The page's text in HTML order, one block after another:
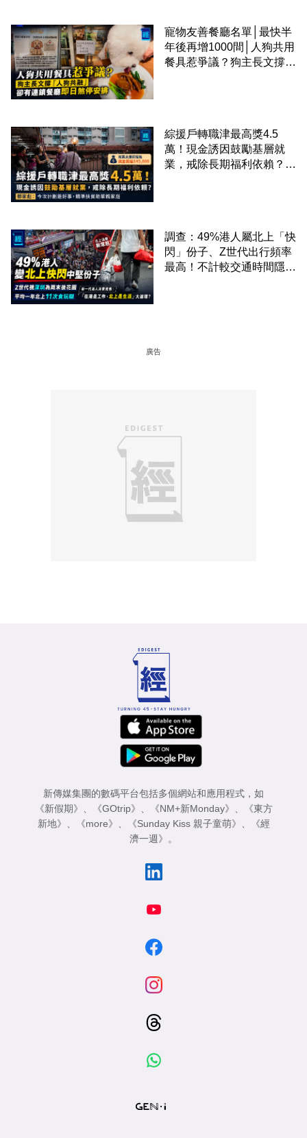
寵物友善餐廳名單│最快半
年後再增1000間│人狗共用
餐具惹爭議？狗主長文撐
綜援戶轉職津最高獎4.5
萬！現金誘因鼓勵基層就
業，戒除長期福利依賴？鄧
調查：49%港人屬北上「快
閃」份子、Z世代出行頻率
最高！不計較交通時間隱形
廣告
新傳媒集團的數碼平台包括多個網站和應用程式，如
《新假期》
《GOtrip》 《NM+新Monday》
《東方
新地》
《more》 《Sunday Kiss 親子童萌》
《經
濟一週》
。